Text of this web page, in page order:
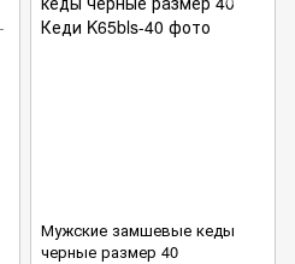
Мужские замшевые кеды
черные размер 40